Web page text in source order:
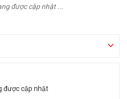
được cập nhật ...
được cập nhật